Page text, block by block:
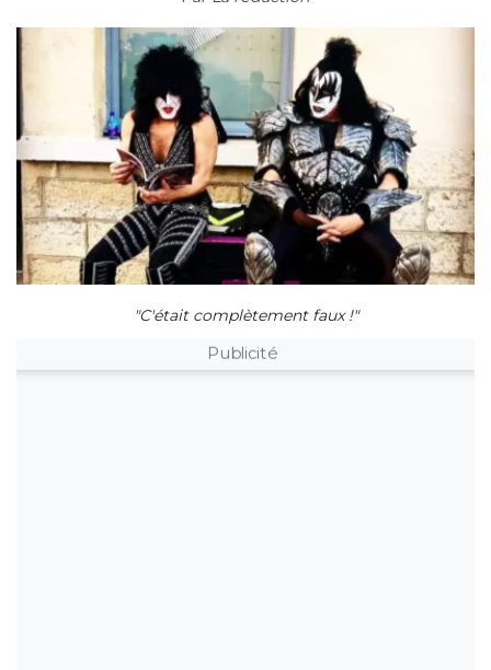
"C'était complètement faux !"
Publicité